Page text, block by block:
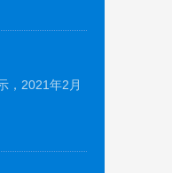
，2021年2月